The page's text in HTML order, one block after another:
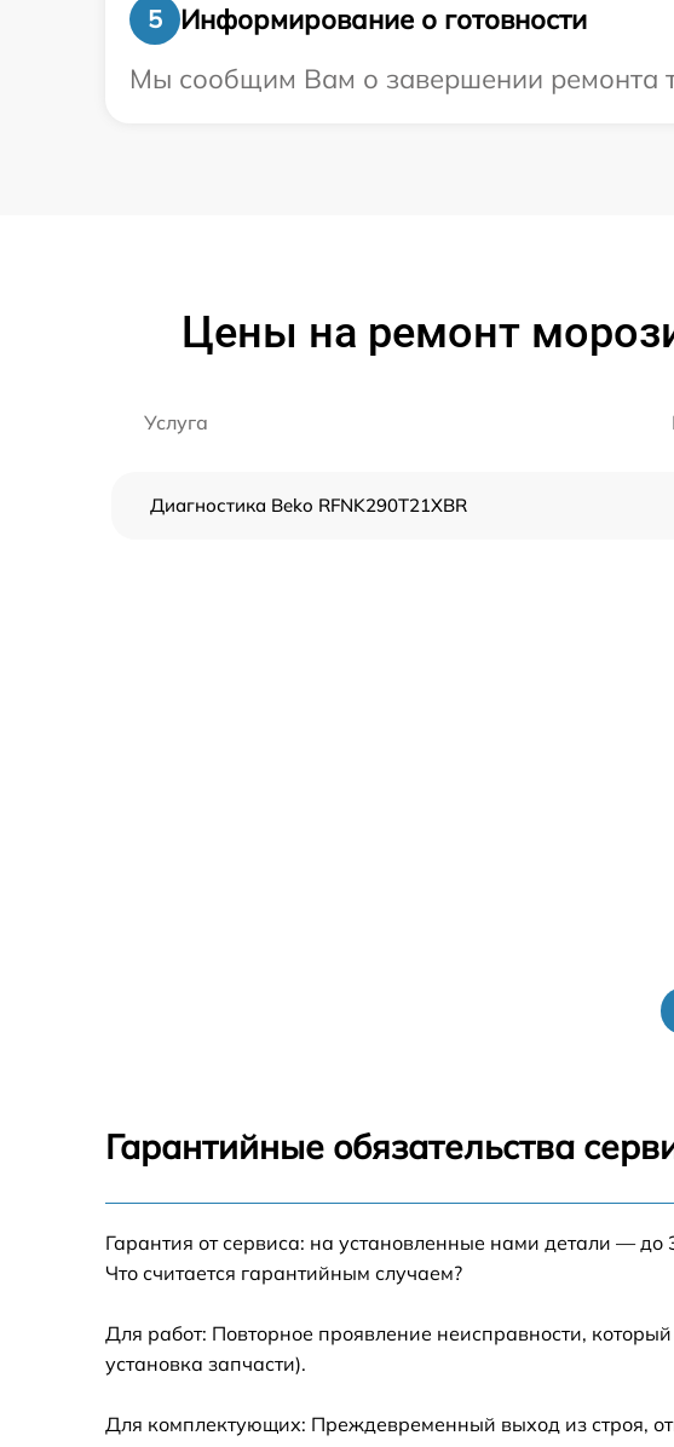
5
Информирование о готовности
Мы сообщим Вам о завершении ремонта
Цены на ремонт
Услуга
Диагностика Beko RFNK290T21XBR
Гарантийные обязательства
Гарантия от сервиса: на установленные нами детали — до
Что считается гарантийным случаем?
Для работ: Повторное проявление неисправности,
установка запчасти).
Для комплектующих: Преждевременный выход из строя,